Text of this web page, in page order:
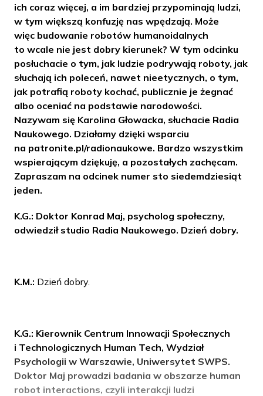
ich coraz więcej, a im bardziej przypominają ludzi,
w tym większą konfuzję nas wpędzają. Może
więc budowanie robotów humanoidalnych
to wcale nie jest dobry kierunek? W tym odcinku
posłuchacie o tym, jak ludzie podrywają roboty, jak
słuchają ich poleceń, nawet nieetycznych, o tym,
jak potrafią roboty kochać, publicznie je żegnać
albo oceniać na podstawie narodowości.
Nazywam się Karolina Głowacka, słuchacie Radia
Naukowego. Działamy dzięki wsparciu
na patronite.pl/radionaukowe. Bardzo wszystkim
wspierającym dziękuję, a pozostałych zachęcam.
Zapraszam na odcinek numer sto siedemdziesiąt
jeden.
K.G.: Doktor Konrad Maj, psycholog społeczny,
odwiedził studio Radia Naukowego. Dzień dobry.
K.M.: Dzień dobry.
K.G.: Kierownik Centrum Innowacji Społecznych
i Technologicznych Human Tech, Wydział
Psychologii w Warszawie, Uniwersytet SWPS.
Doktor Maj prowadzi badania w obszarze human
robot interactions, czyli interakcji ludzi